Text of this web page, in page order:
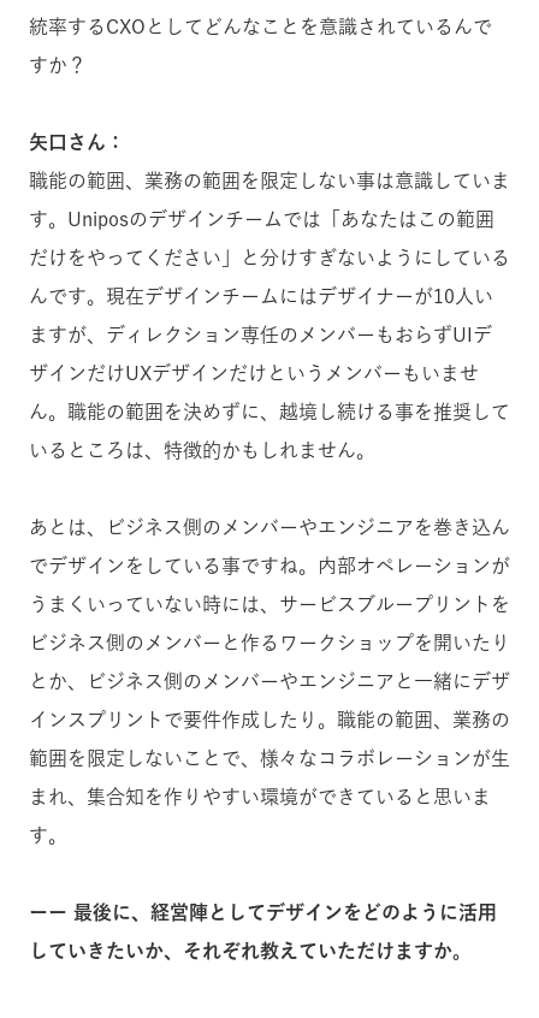
統率するCXOとしてどんなことを意識されているんで
すか？
矢口さん：
職能の範囲、業務の範囲を限定しない事は意識していま
す。Uniposのデザインチームでは「あなたはこの範囲
だけをやってください」と分けすぎないようにしている
んです。現在デザインチームにはデザイナーが10人い
ますが、ディレクション専任のメンバーもおらずUIデ
ザインだけUXデザインだけというメンバーもいませ
ん。職能の範囲を決めずに、越境し続ける事を推奨して
いるところは、特徴的かもしれません。
あとは、ビジネス側のメンバーやエンジニアを巻き込ん
でデザインをしている事ですね。内部オペレーションが
うまくいっていない時には、サービスブループリントを
ビジネス側のメンバーと作るワークショップを開いたり
とか、ビジネス側のメンバーやエンジニアと一緒にデザ
インスプリントで要件作成したり。職能の範囲、業務の
範囲を限定しないことで、様々なコラボレーションが生
まれ、集合知を作りやすい環境ができていると思いま
す。
ーー 最後に、経営陣としてデザインをどのように活用
していきたいか、それぞれ教えていただけますか。